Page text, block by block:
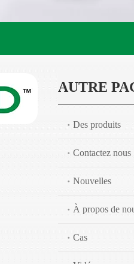
AUTRE
Des produits
Contactez nous
Nouvelles
À propos de
Cas